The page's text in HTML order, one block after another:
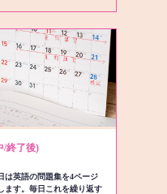
/終了後)
は英語の問題集を4ページ
ます。毎日これを繰り返す